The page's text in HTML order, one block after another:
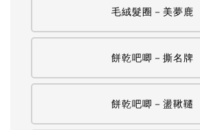
毛絨髮圈－美夢鹿
餅乾吧唧－撕名牌
餅乾吧唧－盪鞦韆